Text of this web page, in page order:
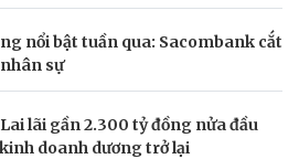
nổi bật tuần qua: Sacombank cắt
sự
lãi gần 2.300 tỷ đồng nửa đầu
doanh dương trở lại